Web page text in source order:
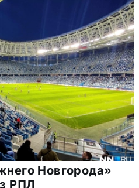
Новгорода»
РПЛ